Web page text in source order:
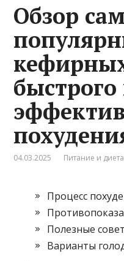
Обзор
быстрого
04.03.2025 Питание и диета
Процесс
Полезные
Варианты